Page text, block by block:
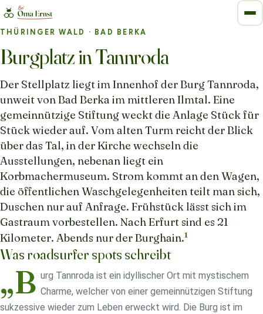
THÜRINGER WALD · BAD BERKA
Burgplatz in Tannroda
Der Stellplatz liegt im Innenhof der Burg Tannroda,
unweit von Bad Berka im mittleren Ilmtal. Eine
gemeinnützige Stiftung weckt die Anlage Stück für
Stück wieder auf. Vom alten Turm reicht der Blick
über das Tal, in der Kirche wechseln die
Ausstellungen, nebenan liegt ein
Korbmachermuseum. Strom kommt an den Wagen,
die öffentlichen Waschgelegenheiten teilt man sich,
Duschen nur auf Anfrage. Frühstück lässt sich im
Gastraum vorbestellen. Nach Erfurt sind es 21
Kilometer. Abends nur der Burghain.1
Was roadsurfer spots schreibt
„B urg Tannroda ist ein idyllischer Ort mit mystischem
Charme, welcher von einer gemeinnützigen Stiftung
sukzessive wieder zum Leben erweckt wird. Die Burg ist im